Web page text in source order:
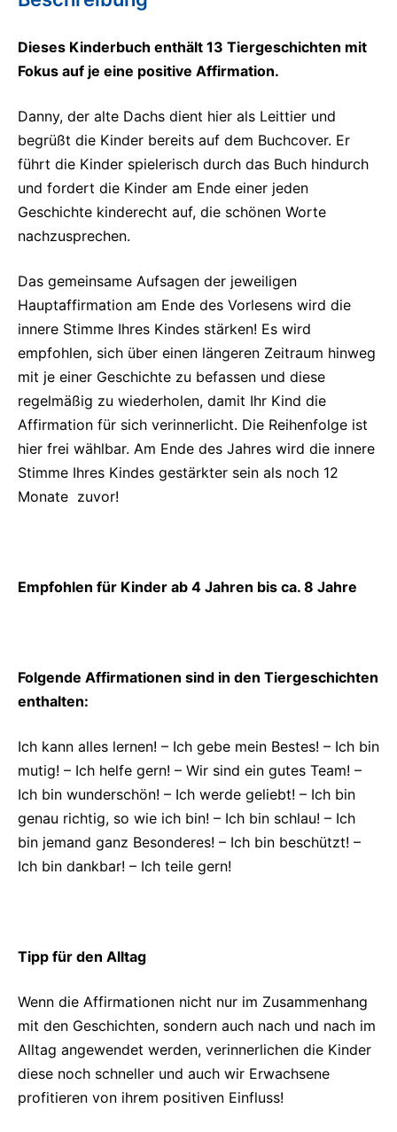
Dieses Kinderbuch enthält 13 Tiergeschichten mit
Fokus auf je eine positive Affirmation.
Danny, der alte Dachs dient hier als Leittier und
begrüßt die Kinder bereits auf dem Buchcover. Er
führt die Kinder spielerisch durch das Buch hindurch
und fordert die Kinder am Ende einer jeden
Geschichte kinderecht auf, die schönen Worte
nachzusprechen.
Das gemeinsame Aufsagen der jeweiligen
Hauptaffirmation am Ende des Vorlesens wird die
innere Stimme Ihres Kindes stärken! Es wird
empfohlen, sich über einen längeren Zeitraum hinweg
mit je einer Geschichte zu befassen und diese
regelmäßig zu wiederholen, damit Ihr Kind die
Affirmation für sich verinnerlicht. Die Reihenfolge ist
hier frei wählbar. Am Ende des Jahres wird die innere
Stimme Ihres Kindes gestärkter sein als noch 12
Monate zuvor!
Empfohlen für Kinder ab 4 Jahren bis ca. 8 Jahre
Folgende Affirmationen sind in den Tiergeschichten
enthalten:
Ich kann alles lernen! – Ich gebe mein Bestes! – Ich bin
mutig! – Ich helfe gern! – Wir sind ein gutes Team! –
Ich bin wunderschön! – Ich werde geliebt! – Ich bin
genau richtig, so wie ich bin! – Ich bin schlau! – Ich
bin jemand ganz Besonderes! – Ich bin beschützt! –
Ich bin dankbar! – Ich teile gern!
Tipp für den Alltag
Wenn die Affirmationen nicht nur im Zusammenhang
mit den Geschichten, sondern auch nach und nach im
Alltag angewendet werden, verinnerlichen die Kinder
diese noch schneller und auch wir Erwachsene
profitieren von ihrem positiven Einfluss!